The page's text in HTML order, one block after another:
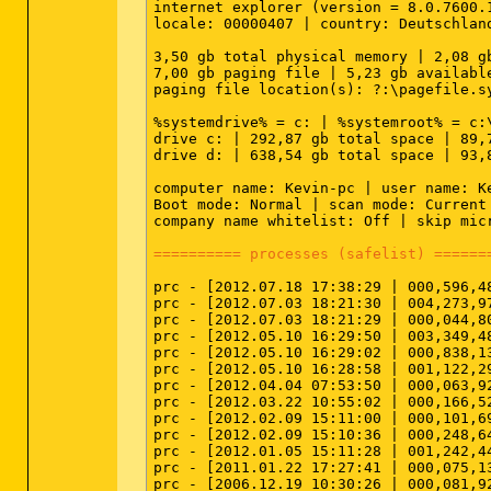
drv:64bit: - [2009.06.10 22:34:23 |
drv: 64bit: - [2009.06.10 22:31:59 |
drv: 64bit:
- [2009.03.18 17:35:42 |
drv: 64bit: - [2005.03.29 02:30:38 |
drv - [2012.02.09 14:16:38 |
drv - [2011.10.26 14:23:40 |
drv - [2010.06.14 10:32:54 |
drv - [2009.07.14 03:19:10 |
drv - [2003.07.18 14:57:34 |
========== standard registry (safelist)
========== internet explorer
64bit: -
ie: 64bit: -
ie - hklm\software\microsoft\internet
ie - hklm\software\microsoft\internet
ie - hklm\..\searchscopes,defaultscope
ie - hklm\..\searchscopes\{0633ee93-
ie - hkcu\software\microsoft\internet
ie - hkcu\software\microsoft\internet
ie - hkcu\software\microsoft\internet
ie - hkcu\software\microsoft\internet
ie - hkcu\..\searchscopes,defaultscope
ie - hkcu\..\searchscopes\{0633ee93-
folder [open] --
folder [explore] -- reg error: Value
batfile [open] -- "%1" %*
comfile [open] -- "%1" %*
cplfile [cplopen] --
exefile [open] -- "%1" %*
Http [open] -- "c:\program files
https [open] -- "c:\program files
inffile [install] --
regfile [merge] -- reg error: Key
scrfile [install] -- rundll32.exe
scrfile [open] -- "%1" /s
txtfile [edit] -- reg error: Key
Unknown [openas] --
directory [addtoplaylistvlc] --
directory [cmd] -- cmd.exe /s /k
directory [find] --
directory [onenote.open] --
directory [playwithvlc] --
folder [open] --
folder [explore] -- reg error: Value
Drive [find] --
internet explorer (version =
locale: 00000407 | country:
3,50 gb total physical memory | 2,08
7,00 gb paging file | 5,23 gb
paging file location(s):
%systemdrive% = c: | %systemroot% =
drive c: | 292,87 gb total space |
drive d: | 638,54 gb total space |
computer name: Kevin-pc | user
Boot mode: Normal | scan mode:
company name whitelist: Off | skip
========== processes (safelist)
prc - [2012.07.18 17:38:29 |
prc - [2012.07.03 18:21:30 |
prc - [2012.07.03 18:21:29 |
prc - [2012.05.10 16:29:50 |
prc - [2012.05.10 16:29:02 |
prc - [2012.05.10 16:28:58 |
prc - [2012.04.04 07:53:50 |
prc - [2012.03.22 10:55:02 |
prc - [2012.02.09 15:11:00 |
prc - [2012.02.09 15:10:36 |
prc - [2012.01.05 15:11:28 |
prc - [2011.01.22 17:27:41 |
prc - [2006.12.19 10:30:26 |